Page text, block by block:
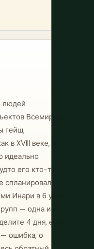
людей
Всемирного
гейш,
в XVIII веке, и
идеально
его кто-то
спланировал.
Инари в 6 утра,
— одна из
4 дня, если
ошибка, о